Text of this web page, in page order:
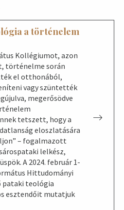
a történelem
Kollégiumot, azon
történelme során
el otthonából,
vagy szüntették
megerősödve
tetszett, hogy a
eloszlatására
– fogalmazott
lelkész,
A 2024. február 1-
Hittudományi
pataki teológia
esztendőit mutatjuk